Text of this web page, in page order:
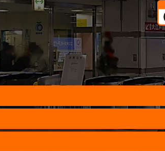
運賃案内 乗換案内
バリアフリー情報
お子さま
妊娠中の
時電車のお知らせ
デジタル西武時刻表
介助事
プ
飯能
もっと知りたい！西武線
フ
PASMO電子マネー
地
おでかけ
おでかけトップ
レジャ
自然
イベン
西武ニ
広報誌
西武
介助事
適
より安全
トッ
企業概要